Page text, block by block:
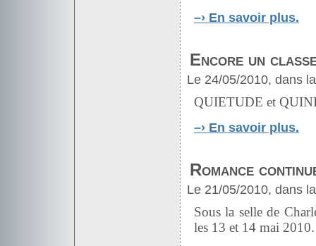
–› En savoir plus.
Encore un
Le 24/05/2010, dans
QUIETUDE et
–› En savoir plus.
Romance
Le 21/05/2010, dans
Sous la selle de
les 13 et 14 mai 2010.